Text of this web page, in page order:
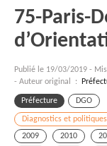
75-Paris-
Publié le 19/03/2019 -
- Auteur original :
Préfecture DGO
Diagnostics et
2009
2010